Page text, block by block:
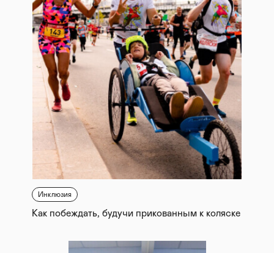
Инклюзия
Как побеждать, будучи прикованным к коляске